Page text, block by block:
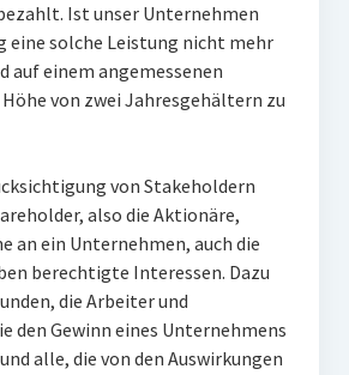
Ist unser Unternehmen
eine solche Leistung nicht mehr
auf einem angemessenen
von zwei Jahresgehältern zu
von Stakeholdern
also die Aktionäre,
an ein Unternehmen, auch die
berechtigte Interessen. Dazu
die Arbeiter und
den Gewinn eines Unternehmens
alle, die von den Auswirkungen